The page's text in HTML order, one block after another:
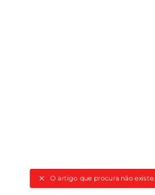
O artigo que procura não existe.